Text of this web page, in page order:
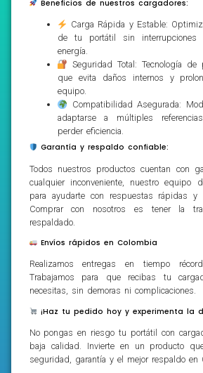
Beneficios de nuestros cargadores:
Carga Rápida y Estable:
de tu portátil sin interrupciones
energía.
Seguridad Total: Tecnología de
que evita daños internos y
equipo.
Compatibilidad Asegurada:
adaptarse a múltiples
perder eficiencia.
Garantía y respaldo confiable:
Todos nuestros productos cuentan con
cualquier inconveniente, nuestro equipo
para ayudarte con respuestas rápidas y
Comprar con nosotros es tener la
respaldado.
Envíos rápidos en Colombia
Realizamos entregas en tiempo
Trabajamos para que recibas tu
necesitas, sin demoras ni complicaciones.
¡Haz tu pedido hoy y experimenta la
No pongas en riesgo tu portátil con
baja calidad. Invierte en un producto
seguridad, garantía y el mejor respaldo en